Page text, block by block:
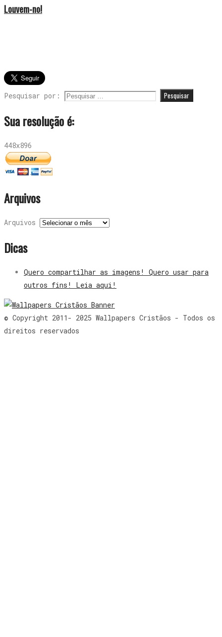
Louvem-no!
Pesquisar por:
Sua resolução é:
448x896
Arquivos
Arquivos
Dicas
Quero compartilhar as imagens! Quero usar para
outros fins! Leia aqui!
© Copyright 2011- 2025 Wallpapers Cristãos - Todos os
direitos reservados